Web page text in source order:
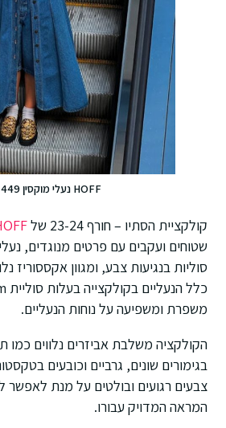
HOFF נעלי מוקסין 449 שח צילום יחצ חול
קולקציית הסתיו – חורף 23-24 של HOFF
שטוחים ועקבים עם פרטים מנוגדים, נעלי
סוליות בנגיעות צבע, ומגוון אקססוריז
משפרת ומשפיעה על נוחות הנעליים.
הקולקציה משלבת אביזרים נלווים כמו
בגימורים שונים, גרביים וכובעים
צבעים רגועים ובולטים על מנת לאפשר
המראה המדויק עבורו.